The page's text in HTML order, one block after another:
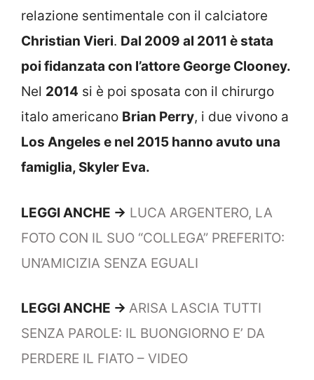
relazione sentimentale con il calciatore
Christian Vieri. Dal 2009 al 2011 è stata
poi fidanzata con l’attore George Clooney.
Nel 2014 si è poi sposata con il chirurgo
italo americano Brian Perry, i due vivono a
Los Angeles e nel 2015 hanno avuto una
famiglia, Skyler Eva.
LEGGI ANCHE -> LUCA ARGENTERO, LA
FOTO CON IL SUO “COLLEGA” PREFERITO:
UN’AMICIZIA SENZA EGUALI
LEGGI ANCHE -> ARISA LASCIA TUTTI
SENZA PAROLE: IL BUONGIORNO E’ DA
PERDERE IL FIATO – VIDEO